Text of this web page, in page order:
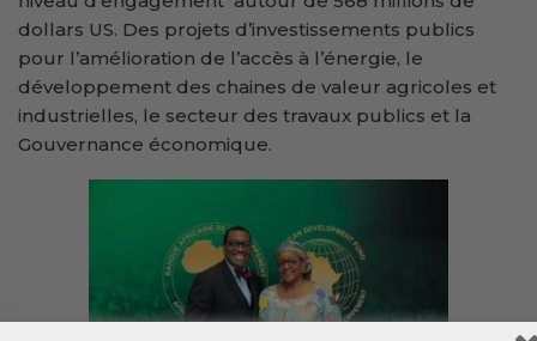
dollars US. Des projets d’investissements publics
pour l’amélioration de l’accès à l’énergie, le
développement des chaines de valeur agricoles et
industrielles, le secteur des travaux publics et la
Gouvernance économique.